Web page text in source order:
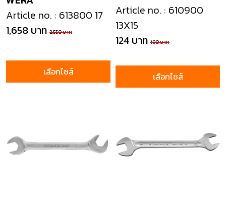
Article no. : 613800 17
1,658 บาท 2,550 บาท
เลือกไซส์
Article no. : 610900
13X15
124 บาท 190 บาท
เลือกไซส์